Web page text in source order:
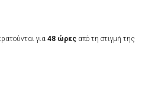
για 48 ώρες από τη στιγμή της